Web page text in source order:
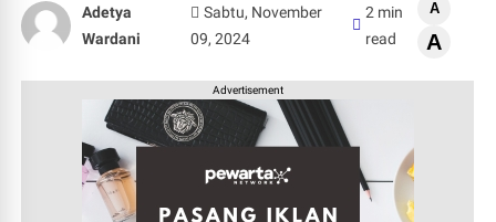
Adetya
Wardani
Sabtu, November
09, 2024
2 min
read
A
A
Advertisement